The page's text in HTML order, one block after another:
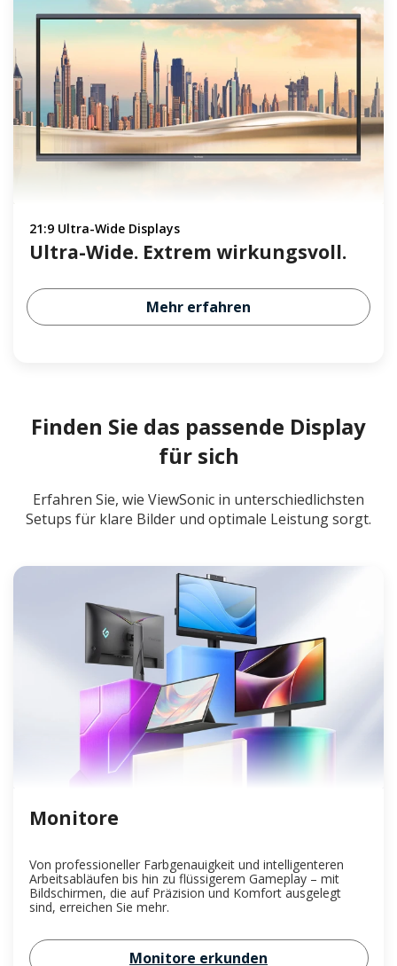
21:9 Ultra-Wide Displays
Ultra-Wide. Extrem wirkungsvoll.
Mehr erfahren
Finden Sie das passende Display
für sich
Erfahren Sie, wie ViewSonic in unterschiedlichsten
Setups für klare Bilder und optimale Leistung sorgt.
Monitore
Von professioneller Farbgenauigkeit und intelligenteren
Arbeitsabläufen bis hin zu flüssigerem Gameplay – mit
Bildschirmen, die auf Präzision und Komfort ausgelegt
sind, erreichen Sie mehr.
Monitore erkunden